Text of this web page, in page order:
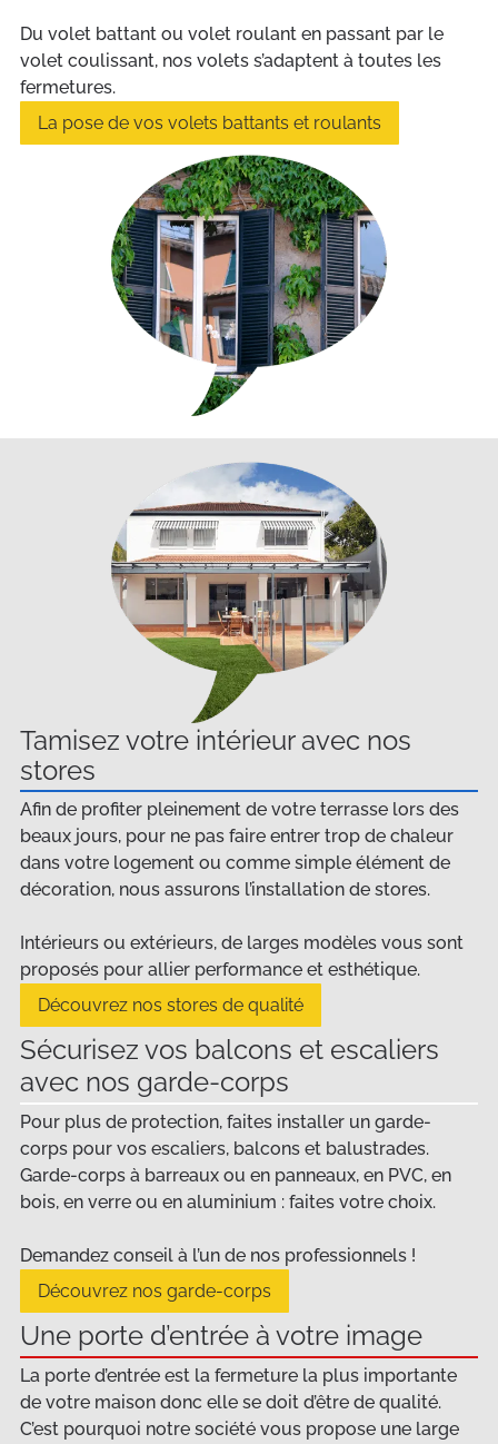
Du volet battant ou volet roulant en passant par le
volet coulissant, nos volets s’adaptent à toutes les
fermetures.
La pose de vos volets battants et roulants
Tamisez votre intérieur avec nos
stores
Afin de profiter pleinement de votre terrasse lors des
beaux jours, pour ne pas faire entrer trop de chaleur
dans votre logement ou comme simple élément de
décoration, nous assurons l’installation de stores.
Intérieurs ou extérieurs, de larges modèles vous sont
proposés pour allier performance et esthétique.
Découvrez nos stores de qualité
Sécurisez vos balcons et escaliers
avec nos garde-corps
Pour plus de protection, faites installer un garde-
corps pour vos escaliers, balcons et balustrades.
Garde-corps à barreaux ou en panneaux, en PVC, en
bois, en verre ou en aluminium : faites votre choix.
Demandez conseil à l’un de nos professionnels !
Découvrez nos garde-corps
Une porte d’entrée à votre image
La porte d’entrée est la fermeture la plus importante
de votre maison donc elle se doit d’être de qualité.
C’est pourquoi notre société vous propose une large